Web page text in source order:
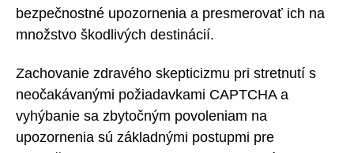
bezpečnostné upozornenia a presmerovať ich na
množstvo škodlivých destinácií.
Zachovanie zdravého skepticizmu pri stretnutí s
neočakávanými požiadavkami CAPTCHA a
vyhýbanie sa zbytočným povoleniam na
upozornenia sú základnými postupmi pre